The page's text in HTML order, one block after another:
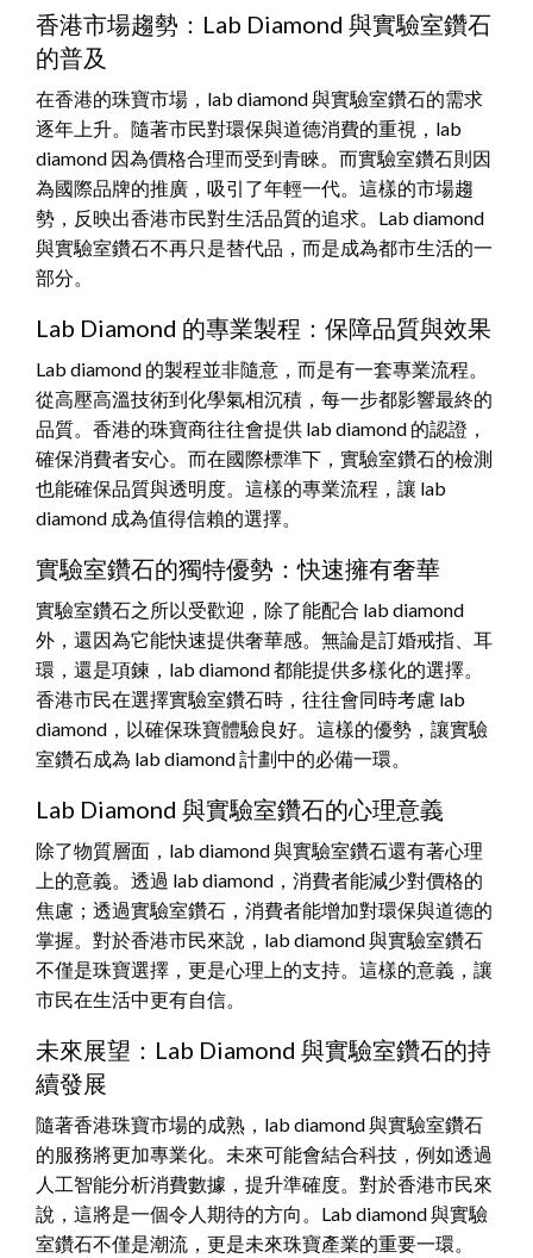
香港市場趨勢：Lab Diamond 與實驗室鑽石
的普及
在香港的珠寶市場，lab diamond 與實驗室鑽石的需求
逐年上升。隨著市民對環保與道德消費的重視，lab
diamond 因為價格合理而受到青睞。而實驗室鑽石則因
為國際品牌的推廣，吸引了年輕一代。這樣的市場趨
勢，反映出香港市民對生活品質的追求。Lab diamond
與實驗室鑽石不再只是替代品，而是成為都市生活的一
部分。
Lab Diamond 的專業製程：保障品質與效果
Lab diamond 的製程並非隨意，而是有一套專業流程。
從高壓高溫技術到化學氣相沉積，每一步都影響最終的
品質。香港的珠寶商往往會提供 lab diamond 的認證，
確保消費者安心。而在國際標準下，實驗室鑽石的檢測
也能確保品質與透明度。這樣的專業流程，讓 lab
diamond 成為值得信賴的選擇。
實驗室鑽石的獨特優勢：快速擁有奢華
實驗室鑽石之所以受歡迎，除了能配合 lab diamond
外，還因為它能快速提供奢華感。無論是訂婚戒指、耳
環，還是項鍊，lab diamond 都能提供多樣化的選擇。
香港市民在選擇實驗室鑽石時，往往會同時考慮 lab
diamond，以確保珠寶體驗良好。這樣的優勢，讓實驗
室鑽石成為 lab diamond 計劃中的必備一環。
Lab Diamond 與實驗室鑽石的心理意義
除了物質層面，lab diamond 與實驗室鑽石還有著心理
上的意義。透過 lab diamond，消費者能減少對價格的
焦慮；透過實驗室鑽石，消費者能增加對環保與道德的
掌握。對於香港市民來說，lab diamond 與實驗室鑽石
不僅是珠寶選擇，更是心理上的支持。這樣的意義，讓
市民在生活中更有自信。
未來展望：Lab Diamond 與實驗室鑽石的持
續發展
隨著香港珠寶市場的成熟，lab diamond 與實驗室鑽石
的服務將更加專業化。未來可能會結合科技，例如透過
人工智能分析消費數據，提升準確度。對於香港市民來
說，這將是一個令人期待的方向。Lab diamond 與實驗
室鑽石不僅是潮流，更是未來珠寶產業的重要一環。